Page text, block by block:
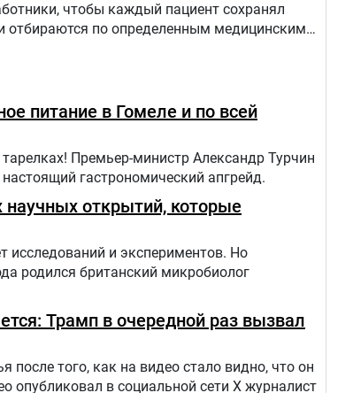
чтобы каждый пациент сохранял
отбираются по определенным медицинским
проекте состоит из трех этапов:1.
питание в Гомеле и по всей
Премьер-министр Александр Турчин
гастрономический апгрейд.
научных открытий, которые
исследований и экспериментов. Но
родился британский микробиолог
Трамп в очередной раз вызвал
того, как на видео стало видно, что он
опубликовал в социальной сети Х журналист